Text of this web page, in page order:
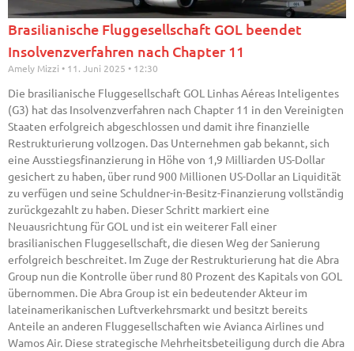
Brasilianische Fluggesellschaft GOL beendet
Insolvenzverfahren nach Chapter 11
Amely Mizzi 11. Juni 2025 12:30
Die brasilianische Fluggesellschaft GOL Linhas Aéreas Inteligentes
(G3) hat das Insolvenzverfahren nach Chapter 11 in den Vereinigten
Staaten erfolgreich abgeschlossen und damit ihre finanzielle
Restrukturierung vollzogen. Das Unternehmen gab bekannt, sich
eine Ausstiegsfinanzierung in Höhe von 1,9 Milliarden US-Dollar
gesichert zu haben, über rund 900 Millionen US-Dollar an Liquidität
zu verfügen und seine Schuldner-in-Besitz-Finanzierung vollständig
zurückgezahlt zu haben. Dieser Schritt markiert eine
Neuausrichtung für GOL und ist ein weiterer Fall einer
brasilianischen Fluggesellschaft, die diesen Weg der Sanierung
erfolgreich beschreitet. Im Zuge der Restrukturierung hat die Abra
Group nun die Kontrolle über rund 80 Prozent des Kapitals von GOL
übernommen. Die Abra Group ist ein bedeutender Akteur im
lateinamerikanischen Luftverkehrsmarkt und besitzt bereits
Anteile an anderen Fluggesellschaften wie Avianca Airlines und
Wamos Air. Diese strategische Mehrheitsbeteiligung durch die Abra